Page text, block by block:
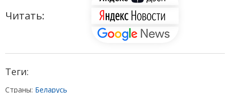
Читать:
Теги:
Страны: Беларусь